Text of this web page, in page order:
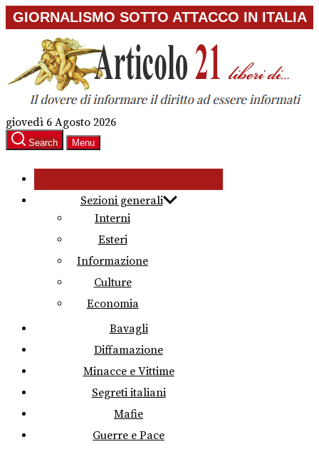
Skip
to
content
GIORNALISMO SOTTO ATTACCO IN ITALIA
giovedì 6 Agosto 2026
Search Menu
Sezioni generali
Interni
Esteri
Informazione
Culture
Economia
Bavagli
Diffamazione
Minacce e Vittime
Segreti italiani
Mafie
Guerre e Pace